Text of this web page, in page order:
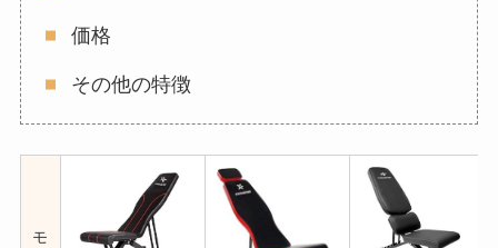
価格
その他の特徴
モ